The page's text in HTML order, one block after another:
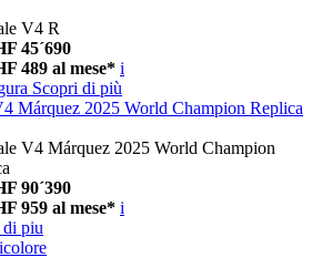
V4 R
45´690
489 al mese* i
Scopri di più
Márquez 2025 World Champion Replica
V4 Márquez 2025 World Champion
90´390
959 al mese* i
di piu